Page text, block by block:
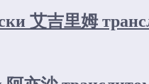
艾吉里姆